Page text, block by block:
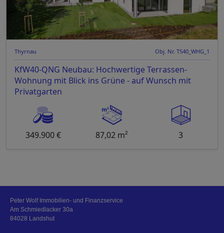
Thyrnau Obj. Nr. TS40_WHG_1
KfW40-QNG Neubau: Hochwertige Terrassen-
Wohnung mit Blick ins Grüne - auf Wunsch mit
Privatgarten
349.900 € 87,02 m² 3
Peter Wolf Immobilien- und Finanzservice
Am Schmiedlacker 30a
84028 Landshut